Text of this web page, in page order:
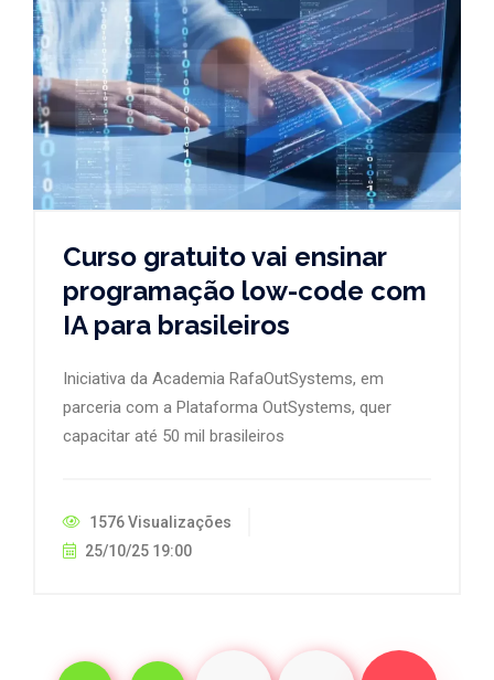
Curso gratuito vai ensinar
programação low-code com
IA para brasileiros
Iniciativa da Academia RafaOutSystems, em
parceria com a Plataforma OutSystems, quer
capacitar até 50 mil brasileiros
1576 Visualizações
25/10/25 19:00